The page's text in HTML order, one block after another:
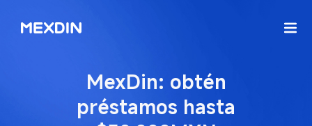
MexDin: obtén
préstamos hasta